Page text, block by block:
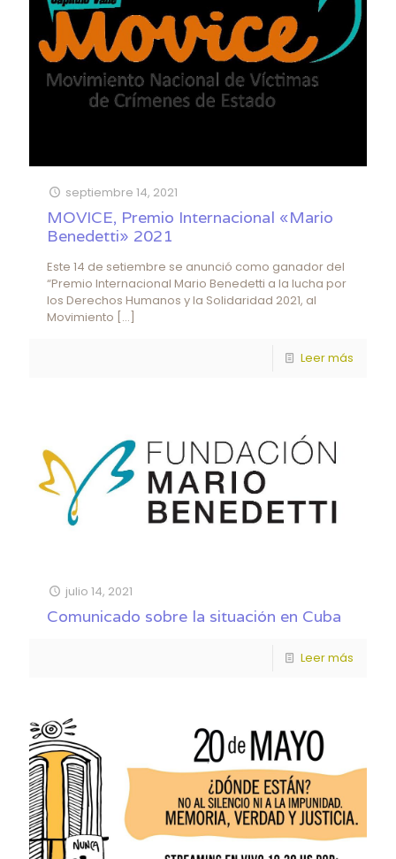
septiembre 14, 2021
MOVICE, Premio Internacional «Mario
Benedetti» 2021
Este 14 de setiembre se anunció como ganador del
“Premio Internacional Mario Benedetti a la lucha por
los Derechos Humanos y la Solidaridad 2021, al
Movimiento […]
Leer más
julio 14, 2021
Comunicado sobre la situación en Cuba
Leer más